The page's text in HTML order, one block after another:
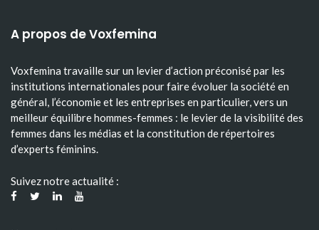
A propos de Voxfemina
Voxfemina travaille sur un levier d’action préconisé par les
institutions internationales pour faire évoluer la société en
général, l’économie et les entreprises en particulier, vers un
meilleur équilibre hommes-femmes : le levier de la visibilité des
femmes dans les médias et la constitution de répertoires
d’experts féminins.
Suivez notre actualité :